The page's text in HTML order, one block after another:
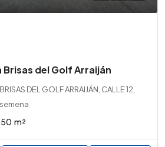
Brisas del Golf Arraiján
DEL GOLF ARRAIJÁN, CALLE 12,
m²